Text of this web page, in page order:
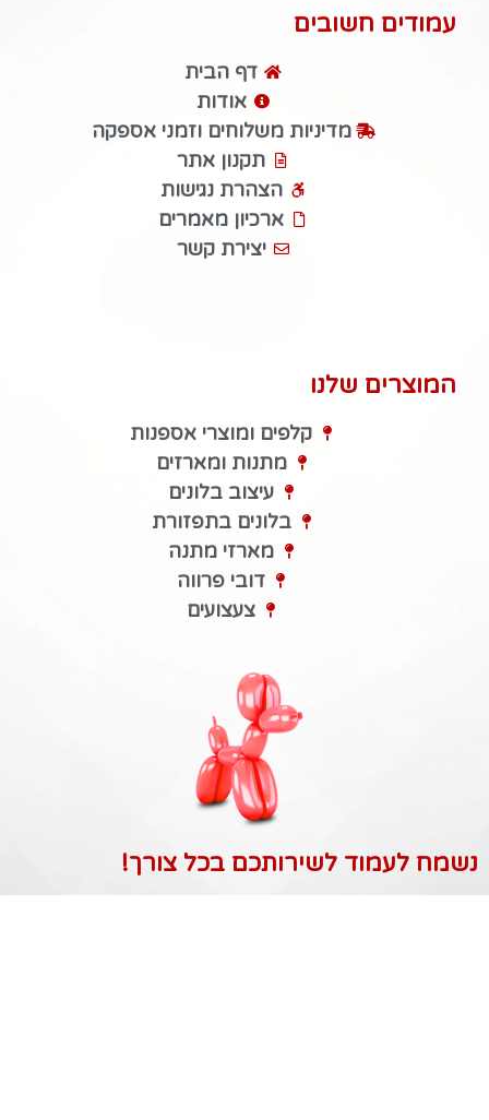
עמודים חשובים
דף הבית
אודות
מדיניות משלוחים וזמני אספקה
תקנון אתר
הצהרת נגישות
ארכיון מאמרים
יצירת קשר
המוצרים שלנו
קלפים ומוצרי אספנות
מתנות ומארזים
עיצוב בלונים
בלונים בתפזורת
מארזי מתנה
דובי פרווה
צעצועים
נשמח לעמוד לשירותכם בכל צורך!